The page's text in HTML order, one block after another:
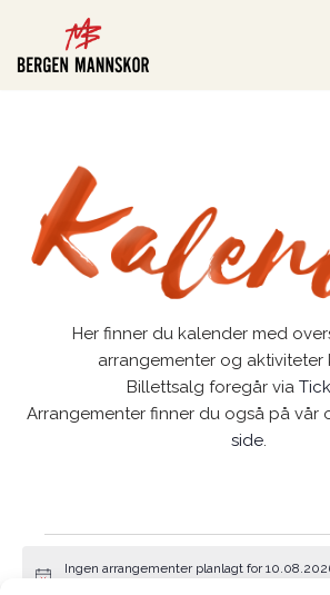
Hopp
Her finner du kalender med
arrangementer og aktiviteter
Billettsalg foregår via
Arrangementer finner du også på vår
side.
Ingen arrangementer planlagt for